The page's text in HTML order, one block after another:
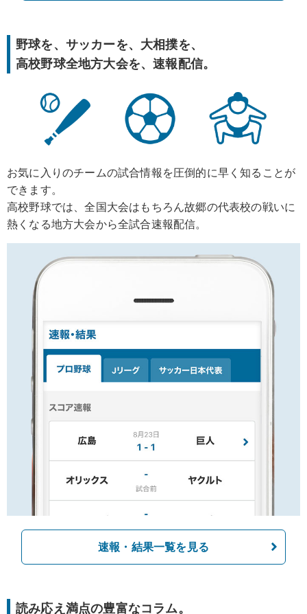
野球を、サッカーを、大相撲を、
高校野球全地方大会を、速報配信。
お気に入りのチームの試合情報を圧倒的に早く知ることが
できます。
高校野球では、全国大会はもちろん故郷の代表校の戦いに
熱くなる地方大会から全試合速報配信。
速報・結果一覧を見る
読み応え満点の豊富なコラム。